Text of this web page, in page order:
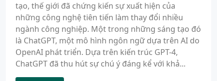
tạo, thế giới đã chứng kiến sự xuất hiện của
những công nghệ tiên tiến làm thay đổi nhiều
ngành công nghiệp. Một trong những sáng tạo đó
là ChatGPT, một mô hình ngôn ngữ dựa trên AI do
OpenAI phát triển. Dựa trên kiến trúc GPT-4,
ChatGPT đã thu hút sự chú ý đáng kể với khả...